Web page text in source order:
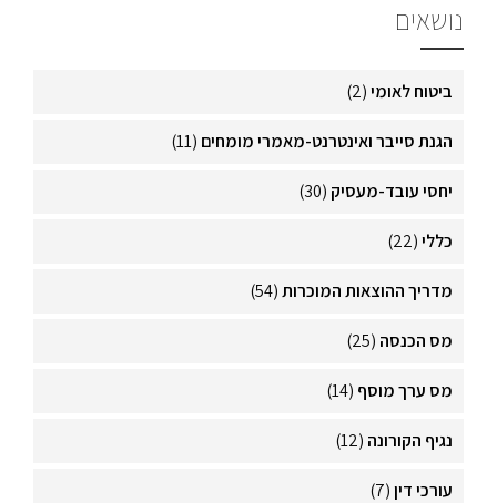
נושאים
ביטוח לאומי(2)
הגנת סייבר ואינטרנט-מאמרי מומחים (11)
יחסי עובד-מעסיק (30)
כללי(22)
מדריך ההוצאות המוכרות(54)
מס הכנסה (25)
מס ערך מוסף (14)
נגיף הקורונה (12)
עורכי דין(7)